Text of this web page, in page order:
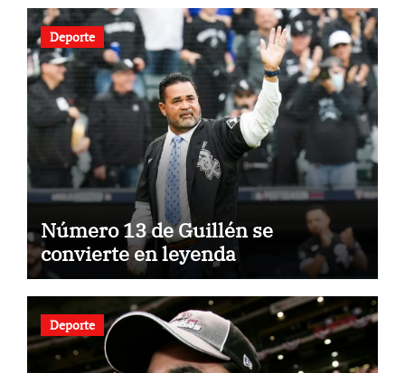
Deporte
Número 13 de Guillén se
convierte en leyenda
Deporte